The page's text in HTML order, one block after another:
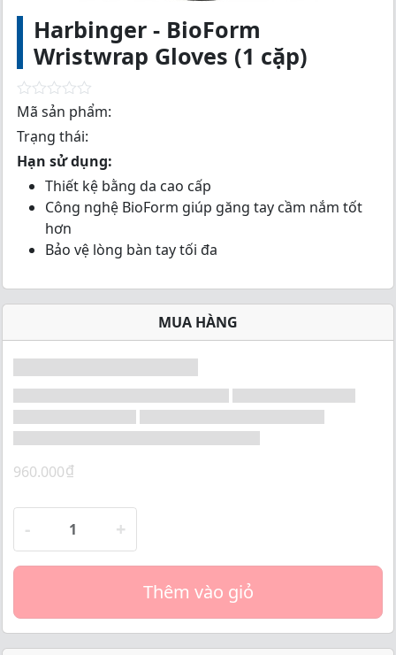
Harbinger - BioForm
Wristwrap Gloves (1 cặp)
R
t
d
Mã sản phẩm:
Trạng thái:
Hạn sử dụng:
Thiết kệ bằng da cao cấp
Công nghệ BioForm giúp găng tay cầm nắm tốt
hơn
Bảo vệ lòng bàn tay tối đa
MUA HÀNG
960.000₫
- +
Thêm vào giỏ